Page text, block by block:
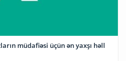
müdafiəsi üçün ən yaxşı həll